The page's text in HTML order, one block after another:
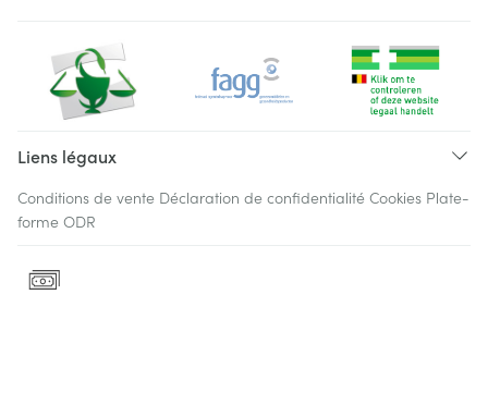
Liens légaux
Conditions de vente Déclaration de confidentialité Cookies Plate-
forme ODR